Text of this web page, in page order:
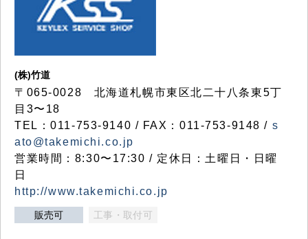
(株)竹道
〒065-0028 北海道札幌市東区北二十八条東5丁
目3〜18
TEL：011-753-9140 / FAX：011-753-9148 / s
ato@takemichi.co.jp
営業時間：8:30〜17:30 / 定休日：土曜日・日曜
日
http://www.takemichi.co.jp
販売可 工事・取付可